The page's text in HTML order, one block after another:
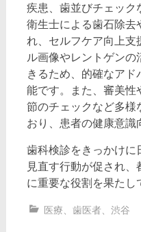
疾患、歯並びチェック
衛生士による歯石除去
れ、セルフケア向上支
ル画像やレントゲン
きるため、的確なア
能です。また、審美性
節のチェックなど多様
おり、患者の健康意識
歯科検診をきっかけに
見直す行動が促され
に重要な役割を果たし
医療、 歯医者、 渋谷